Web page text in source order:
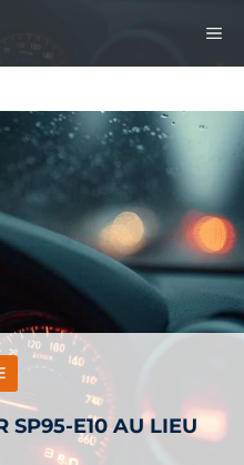
SP95-E10 AU LIEU